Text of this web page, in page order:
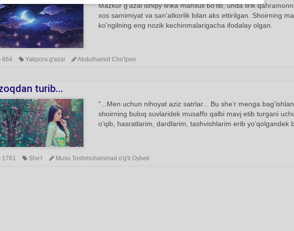
Mazkur g'azal ishqiy lirika mahsuli bo'lib, unda lirik
xos samimiyat va san'atkorlik bilan aks ettirilgan. Shoirning
ko'ngilning eng nozik kechinmalarigacha ifodalay olgan.
864 Yakpora g'azal Abdulhamid Cho'lpon
turib...
"...Men uchun nihoyat aziz satrlar... Bu she’r menga
shoirning buloq suvlaridek musaffo qalbi mavj etib turgani
o‘qib, hasratlarim, dardlarim, tashvishlarim erib yo‘qolgandek
1761 She'r Muso Toshmuhammad o'g'li Oybek